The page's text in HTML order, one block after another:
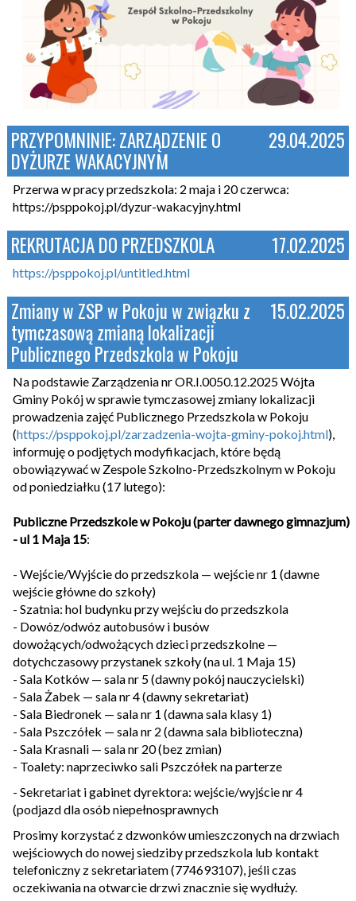
PRZYPOMNINIE: ZARZĄDZENIE O
DYŻURZE WAKACYJNYM
29.04.2025
Przerwa w pracy przedszkola: 2 maja i 20 czerwca:
https://psppokoj.pl/dyzur-wakacyjny.html
REKRUTACJA DO PRZEDSZKOLA 17.02.2025
https://psppokoj.pl/untitled.html
Zmiany w ZSP w Pokoju w związku z
tymczasową zmianą lokalizacji
Publicznego Przedszkola w Pokoju
15.02.2025
Na podstawie Zarządzenia nr OR.I.0050.12.2025 Wójta
Gminy Pokój w sprawie tymczasowej zmiany lokalizacji
prowadzenia zajęć Publicznego Przedszkola w Pokoju
(https://psppokoj.pl/zarzadzenia-wojta-gminy-pokoj.html),
informuję o podjętych modyfikacjach, które będą
obowiązywać w Zespole Szkolno-Przedszkolnym w Pokoju
od poniedziałku (17 lutego):
Publiczne Przedszkole w Pokoju (parter dawnego gimnazjum)
- ul 1 Maja 15:
- Wejście/Wyjście do przedszkola — wejście nr 1 (dawne
wejście główne do szkoły)
- Szatnia: hol budynku przy wejściu do przedszkola
- Dowóz/odwóz autobusów i busów
dowożących/odwożących dzieci przedszkolne —
dotychczasowy przystanek szkoły (na ul. 1 Maja 15)
- Sala Kotków — sala nr 5 (dawny pokój nauczycielski)
- Sala Żabek — sala nr 4 (dawny sekretariat)
- Sala Biedronek — sala nr 1 (dawna sala klasy 1)
- Sala Pszczółek — sala nr 2 (dawna sala biblioteczna)
- Sala Krasnali — sala nr 20 (bez zmian)
- Toalety: naprzeciwko sali Pszczółek na parterze
- Sekretariat i gabinet dyrektora: wejście/wyjście nr 4
(podjazd dla osób niepełnosprawnych
Prosimy korzystać z dzwonków umieszczonych na drzwiach
wejściowych do nowej siedziby przedszkola lub kontakt
telefoniczny z sekretariatem (774693107), jeśli czas
oczekiwania na otwarcie drzwi znacznie się wydłuży.